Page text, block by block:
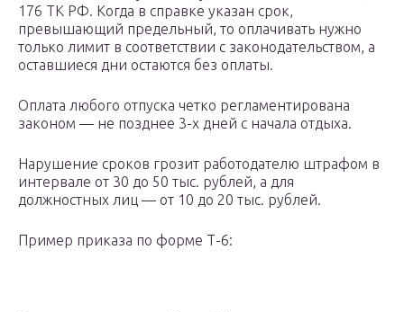
176 ТК РФ. Когда в справке указан срок,
превышающий предельный, то оплачивать нужно
только лимит в соответствии с законодательством, а
оставшиеся дни остаются без оплаты.
Оплата любого отпуска четко регламентирована
законом — не позднее 3-х дней с начала отдыха.
Нарушение сроков грозит работодателю штрафом в
интервале от 30 до 50 тыс. рублей, а для
должностных лиц — от 10 до 20 тыс. рублей.
Пример приказа по форме Т-6: